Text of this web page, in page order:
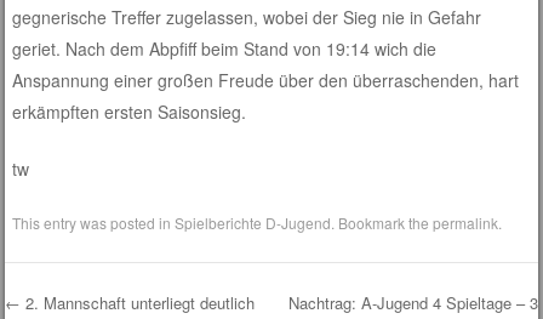
gegnerische Treffer zugelassen, wobei der Sieg nie in Gefahr
geriet. Nach dem Abpfiff beim Stand von 19:14 wich die
Anspannung einer großen Freude über den überraschenden, hart
erkämpften ersten Saisonsieg.
tw
This entry was posted inSpielberichte D-Jugend . Bookmark thepermalink
← 2. Mannschaft unterliegt deutlich
Nachtrag: A-Jugend 4 Spieltage – 3